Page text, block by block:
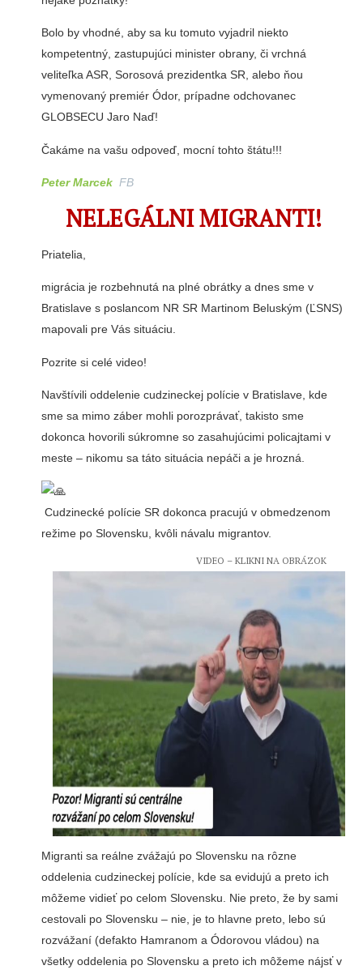
Bolo by vhodné, aby sa ku tomuto vyjadril niekto
kompetentný, zastupujúci minister obrany, či vrchná
veliteľka ASR, Sorosová prezidentka SR, alebo ňou
vymenovaný premiér Ódor, prípadne odchovanec
GLOBSECU Jaro Naď!
Čakáme na vašu odpoveď, mocní tohto štátu!!!
Peter Marcek FB
NELEGÁLNI MIGRANTI!
Priatelia,
migrácia je rozbehnutá na plné obrátky a dnes sme v
Bratislave s poslancom NR SR Martinom Beluským (ĽSNS)
mapovali pre Vás situáciu.
Pozrite si celé video!
Navštívili oddelenie cudzineckej polície v Bratislave, kde
sme sa mimo záber mohli porozprávať, takisto sme
dokonca hovorili súkromne so zasahujúcimi policajtami v
meste – nikomu sa táto situácia nepáči a je hrozná.
Cudzinecké polície SR dokonca pracujú v obmedzenom
režime po Slovensku, kvôli návalu migrantov.
VIDEO – KLIKNI NA OBRÁZOK
Migranti sa reálne zvážajú po Slovensku na rôzne
oddelenia cudzineckej polície, kde sa evidujú a preto ich
môžeme vidieť po celom Slovensku. Nie preto, že by sami
cestovali po Slovensku – nie, je to hlavne preto, lebo sú
rozvážaní (defakto Hamranom a Ódorovou vládou) na
všetky oddelenia po Slovensku a preto ich môžeme nájsť v